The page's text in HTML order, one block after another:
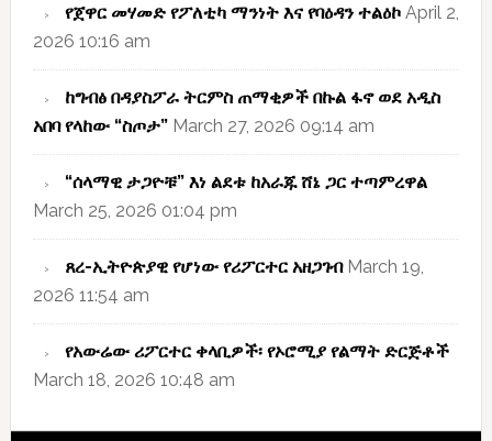
የጀዋር መሃመድ የፖለቲካ ማንነት እና የባዕዳን ተልዕኮ April 2,
2026 10:16 am
ከግብፅ በዳያስፖራ ትርምስ ጠማቂዎች በኩል ፋኖ ወደ አዲስ
አበባ የላከው “ስጦታ” March 27, 2026 09:14 am
“ሰላማዊ ታጋዮቹ” እነ ልደቱ ከአራጁ ሸኔ ጋር ተጣምረዋል
March 25, 2026 01:04 pm
ጸረ-ኢትዮጵያዊ የሆነው የሪፖርተር አዘጋገብ March 19,
2026 11:54 am
የአውሬው ሪፖርተር ቀላቢዎች፡ የኦሮሚያ የልማት ድርጅቶች
March 18, 2026 10:48 am